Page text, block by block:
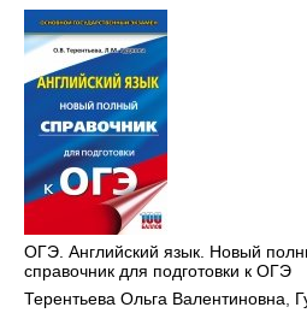
ОГЭ. Английский язык. Новый
справочник для подготовки к ОГЭ
Терентьева Ольга Валентиновна